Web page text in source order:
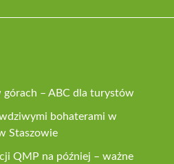
górach – ABC dla turystów
bohaterami w
Staszowie
QMP na później – ważne